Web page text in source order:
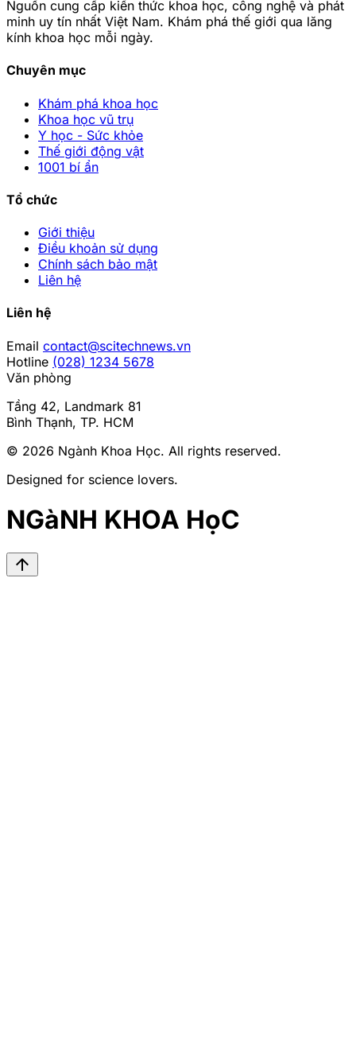
Nguồn cung cấp kiến thức khoa học, công nghệ và phát
minh uy tín nhất Việt Nam. Khám phá thế giới qua lăng
kính khoa học mỗi ngày.
Chuyên mục
Khám phá khoa học
Khoa học vũ trụ
Y học - Sức khỏe
Thế giới động vật
1001 bí ẩn
Tổ chức
Giới thiệu
Điều khoản sử dụng
Chính sách bảo mật
Liên hệ
Liên hệ
Email contact@scitechnews.vn
Hotline (028) 1234 5678
Văn phòng
Tầng 42, Landmark 81
Bình Thạnh, TP. HCM
© 2026 Ngành Khoa Học. All rights reserved.
Designed for science lovers.
NGàNH KHOA HọC
arrow_upward